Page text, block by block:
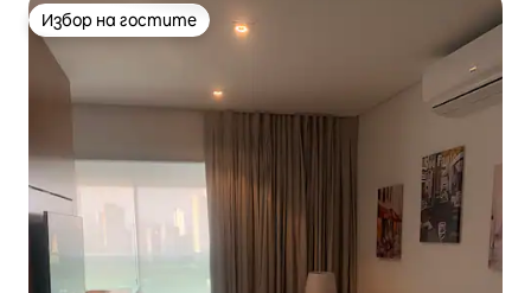
Избор на гостите
Избор на гостите